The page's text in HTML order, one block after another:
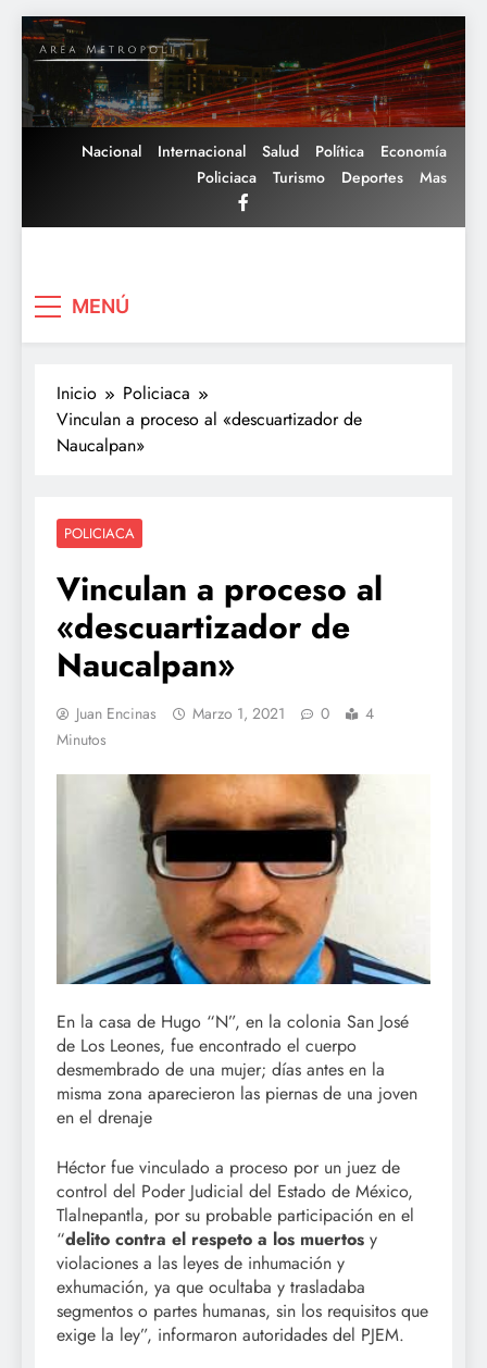
Saltar
al
contenido
Nacional Internacional Salud Política
Economía
Policiaca
Turismo Deportes Mas
MENÚ
Inicio
Policiaca
Vinculan a proceso al «descuartizador de
Naucalpan»
POLICIACA
Vinculan a proceso al
«descuartizador de
Naucalpan»
Juan Encinas Marzo 1, 2021 0
4
Minutos
En la casa de Hugo “N”, en la colonia San José
de Los Leones, fue encontrado el cuerpo
desmembrado de una mujer; días antes en la
misma zona aparecieron las piernas de una joven
en el drenaje
Héctor fue vinculado a proceso por un juez de
control del Poder Judicial del Estado de México,
Tlalnepantla, por su probable participación en el
“delito contra el respeto a los muertos y
violaciones a las leyes de inhumación y
exhumación, ya que ocultaba y trasladaba
segmentos o partes humanas, sin los requisitos que
exige la ley”, informaron autoridades del PJEM.